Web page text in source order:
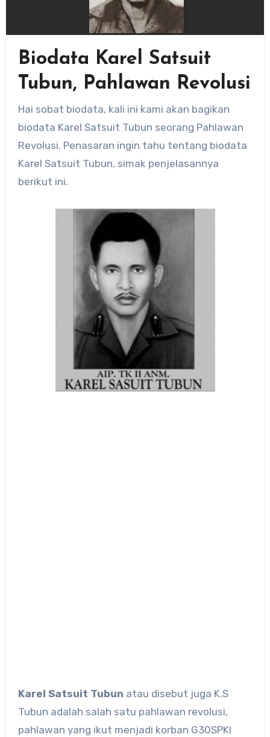
Biodata Karel Satsuit
Tubun, Pahlawan Revolusi
Hai sobat biodata, kali ini kami akan bagikan
biodata Karel Satsuit Tubun seorang Pahlawan
Revolusi. Penasaran ingin tahu tentang biodata
Karel Satsuit Tubun, simak penjelasannya
berikut ini.
Karel Satsuit Tubun atau disebut juga K.S
Tubun adalah salah satu pahlawan revolusi,
pahlawan yang ikut menjadi korban G30SPKI